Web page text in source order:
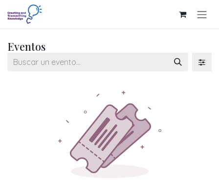
Ir al contenido
Eventos